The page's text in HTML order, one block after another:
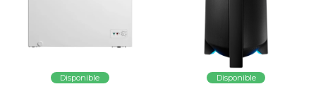
Disponible Disponible